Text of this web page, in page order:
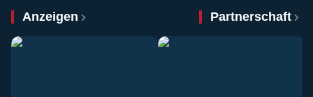
Anzeigen Partnerschaft